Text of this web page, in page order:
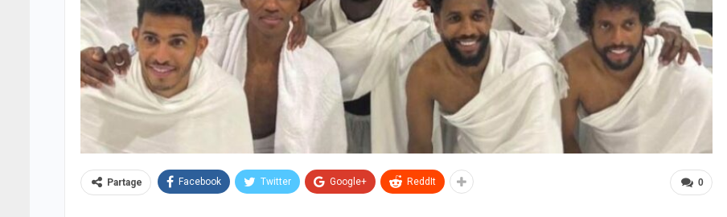
0
Partage Facebook Twitter Google+ ReddIt